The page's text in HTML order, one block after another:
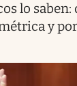
lo
y